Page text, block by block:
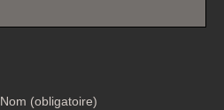
Nom (obligatoire)